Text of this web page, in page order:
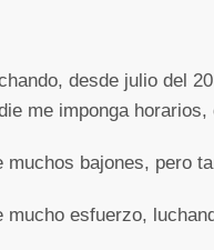
desde julio del
me imponga
muchos bajones, pero
mucho esfuerzo,